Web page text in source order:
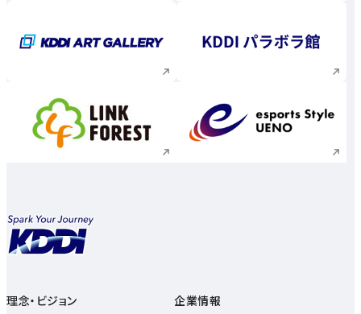
新規ウィンドウで開く 新規ウィンドウで
新規ウィンドウで開く 新規ウィンドウで
理念・ビジョン
企業情報